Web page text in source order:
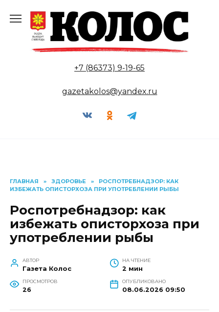
содержанию
+7 (86373) 9-19-65
gazetakolos@yandex.ru
ГЛАВНАЯ » ЗДОРОВЬЕ »
РОСПОТРЕБНАДЗОР: КАК
ИЗБЕЖАТЬ ОПИСТОРХОЗА ПРИ УПОТРЕБЛЕНИИ РЫБЫ
Роспотребнадзор: как
избежать описторхоза при
употреблении рыбы
АВТОР
Газета Колос
НА ЧТЕНИЕ
2 мин
ПРОСМОТРОВ
26
ОПУБЛИКОВАНО
08.06.2026 09:50